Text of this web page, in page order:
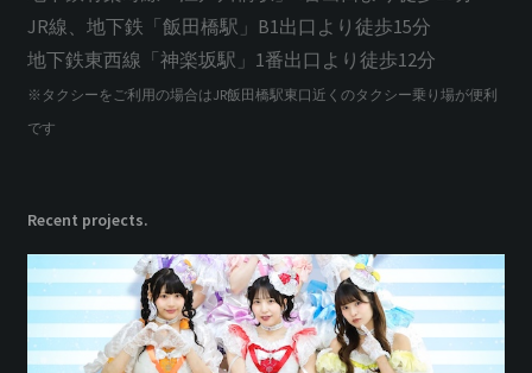
JR線、地下鉄「飯田橋駅」B1出口より徒歩15分
地下鉄東西線「神楽坂駅」1番出口より徒歩12分
※タクシーをご利用の場合はJR飯田橋駅東口近くのタクシー乗り場が便利
です
Recent projects.